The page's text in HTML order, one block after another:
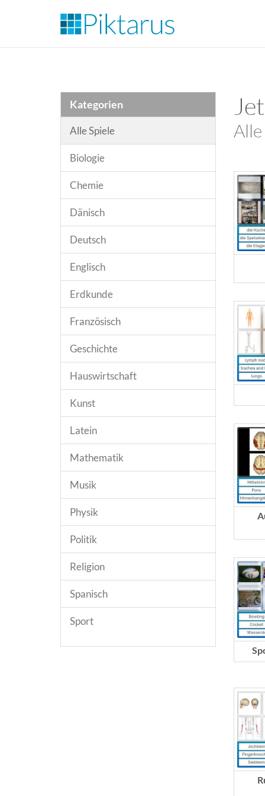
Kategorien
Alle Spiele
Biologie
Chemie
Dänisch
Deutsch
Englisch
Erdkunde
Französisch
Geschichte
Hauswirtschaft
Kunst
Latein
Mathematik
Musik
Physik
Politik
Religion
Spanisch
Sport